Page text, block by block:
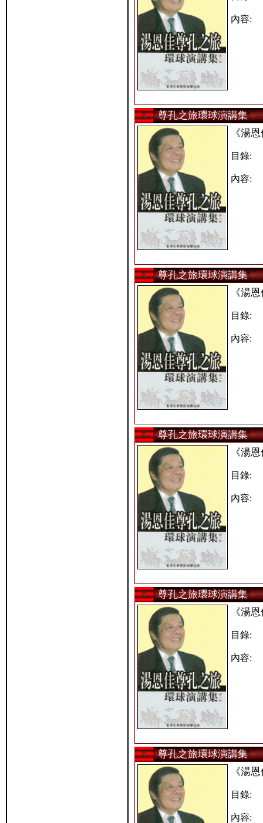
內容:
尊孔之旅環球演講集
《湯
目錄:
內容:
尊孔之旅環球演講集
《湯
目錄:
內容:
尊孔之旅環球演講集
《湯
目錄:
內容:
尊孔之旅環球演講集
《湯
目錄:
內容:
尊孔之旅環球演講集
《湯
目錄:
內容: